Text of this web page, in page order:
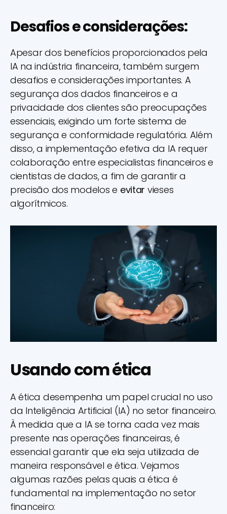
Desafios e considerações:
Apesar dos benefícios proporcionados pela
IA na indústria financeira, também surgem
desafios e considerações importantes. A
segurança dos dados financeiros e a
privacidade dos clientes são preocupações
essenciais, exigindo um forte sistema de
segurança e conformidade regulatória. Além
disso, a implementação efetiva da IA requer
colaboração entre especialistas financeiros e
cientistas de dados, a fim de garantir a
precisão dos modelos e evitar vieses
algorítmicos.
Usando com ética
A ética desempenha um papel crucial no uso
da Inteligência Artificial (IA) no setor financeiro.
À medida que a IA se torna cada vez mais
presente nas operações financeiras, é
essencial garantir que ela seja utilizada de
maneira responsável e ética. Vejamos
algumas razões pelas quais a ética é
fundamental na implementação no setor
financeiro: